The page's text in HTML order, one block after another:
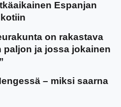
Espanjan
on rakastava
paljon ja jossa jokainen
– miksi saarna